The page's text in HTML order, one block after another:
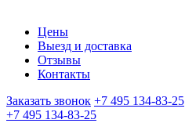
Цены
Выезд и доставка
Отзывы
Контакты
Заказать звонок +7 495 134-83-25
+7 495 134-83-25